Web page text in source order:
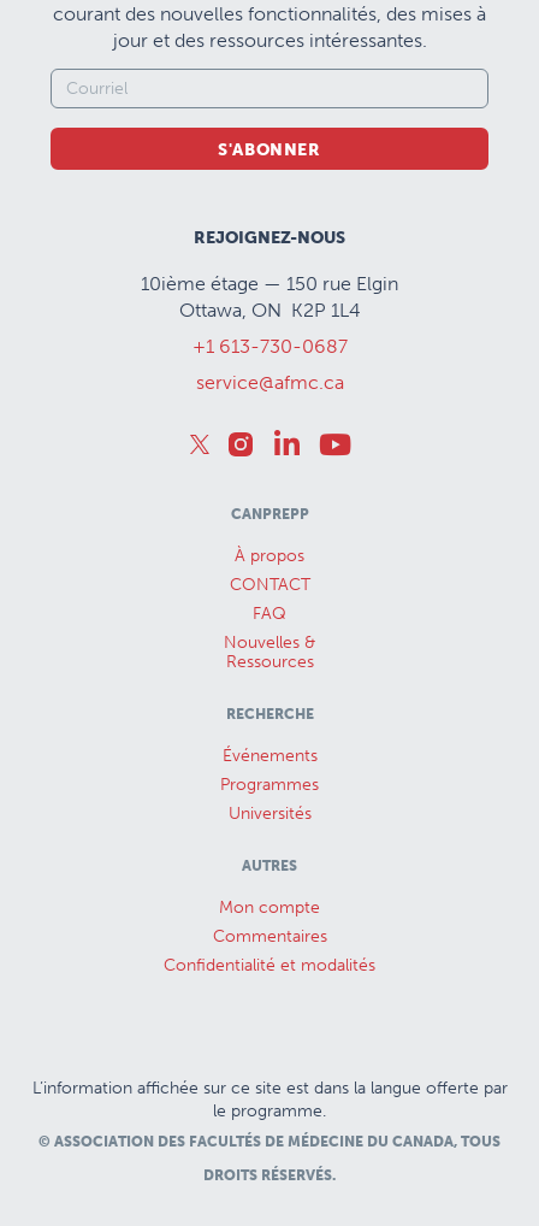
courant des nouvelles fonctionnalités, des mises à
jour et des ressources intéressantes.
S'ABONNER
REJOIGNEZ-NOUS
10ième étage — 150 rue Elgin
Ottawa, ON K2P 1L4
+1 613-730-0687
service@afmc.ca
CANPREPP
À propos
CONTACT
FAQ
Nouvelles &
Ressources
RECHERCHE
Événements
Programmes
Universités
AUTRES
Mon compte
Commentaires
Confidentialité et modalités
L’information affichée sur ce site est dans la langue offerte par
le programme.
© ASSOCIATION DES FACULTÉS DE MÉDECINE DU CANADA, TOUS
DROITS RÉSERVÉS.